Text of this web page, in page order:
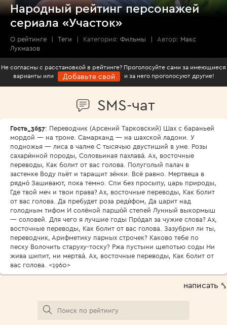
Народный рейтинг персонажей
сериала «Участок»
О рейтинге | Теги | Категория: Фильмы | Автор: Макс
Лукмазов
Не согласны с расстановкой в рейтинге? Проголосуйте сами за имеющиеся
варианты или
Добавьте свой и за него проголосуют другие!
SMS-чат
Гость_3657: Переводчик (Арсений Тарковский) Шах с бараньей
мордой — на троне. Самарканд — на шахской ладони. У
подножья — лиса в чалме С тысячью двустиший в уме. Розы
сахари́нной породы, Соловьиная пахлава́. Ах, восточные
переводы, Как болит от вас голова. Полуголый палач в
застенке Воду пьёт и таращит зе́нки. Всё равно. Мертвеца в
рядно́ Зашивают, пока темно. Спи без просыпу, царь природы,
Где твой меч и твои права? Ах, восточные переводы, Как болит
от вас голова. Да пребудет роза реди́фом, Да царит над
голодным тифом И солёной паршо́й степей Лунный выкормыш
— соловей. Для чего я лучшие годы Про́дал за чужие слова? Ах,
восточные переводы, Как болит от вас голова. Зазубрил ли ты,
переводчик, Арифметику парных строчек? Каково тебе по
песку Волочить старуху-тоску? Ржа пустыни щепотью соды Ни
жива шипит, ни мертва́. Ах, восточные переводы, Как болит от
вас голова. <1960>
написать ⤣